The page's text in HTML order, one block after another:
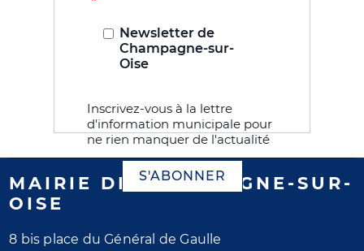
Newsletter de
Champagne-sur-
Oise
Inscrivez-vous à la lettre
d'information municipale pour
ne rien manquer de l'actualité
S'ABONNER
MAIRIE DE CHAMPAGNE-SUR-
OISE
8 bis place du Général de Gaulle